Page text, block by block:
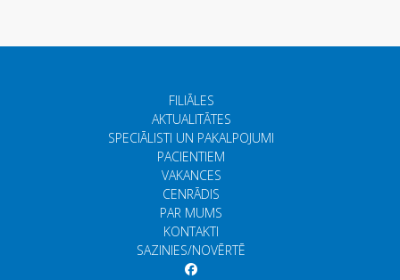
FILIĀLES
AKTUALITĀTES
SPECIĀLISTI UN PAKALPOJUMI
PACIENTIEM
VAKANCES
CENRĀDIS
PAR MUMS
KONTAKTI
SAZINIES/NOVĒRTĒ